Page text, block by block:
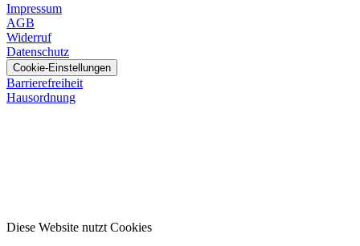
Impressum
AGB
Widerruf
Datenschutz
Cookie-Einstellungen
Barrierefreiheit
Hausordnung
Diese Website nutzt Cookies